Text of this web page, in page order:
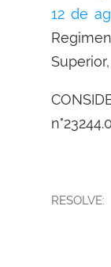
12 de
Superior,
RESOLVE: